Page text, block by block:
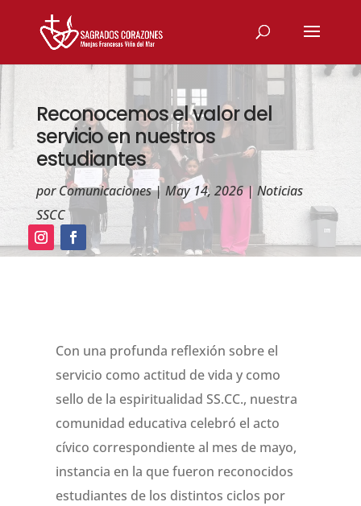
Reconocemos el valor del
servicio en nuestros
estudiantes
porComunicaciones| May 14, 2026| Noticias
SSCC
Con una profunda reflexión sobre el
servicio como actitud de vida y como
sello de la espiritualidad SS.CC., nuestra
comunidad educativa celebró el acto
cívico correspondiente al mes de mayo,
instancia en la que fueron reconocidos
estudiantes de los distintos ciclos por